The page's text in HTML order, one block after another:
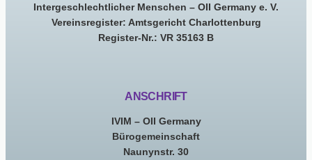
Intergeschlechtlicher Menschen – OII Germany e. V.
Vereinsregister: Amtsgericht Charlottenburg
Register-Nr.: VR 35163 B
ANSCHRIFT
IVIM – OII Germany
Bürogemeinschaft
Naunynstr. 30